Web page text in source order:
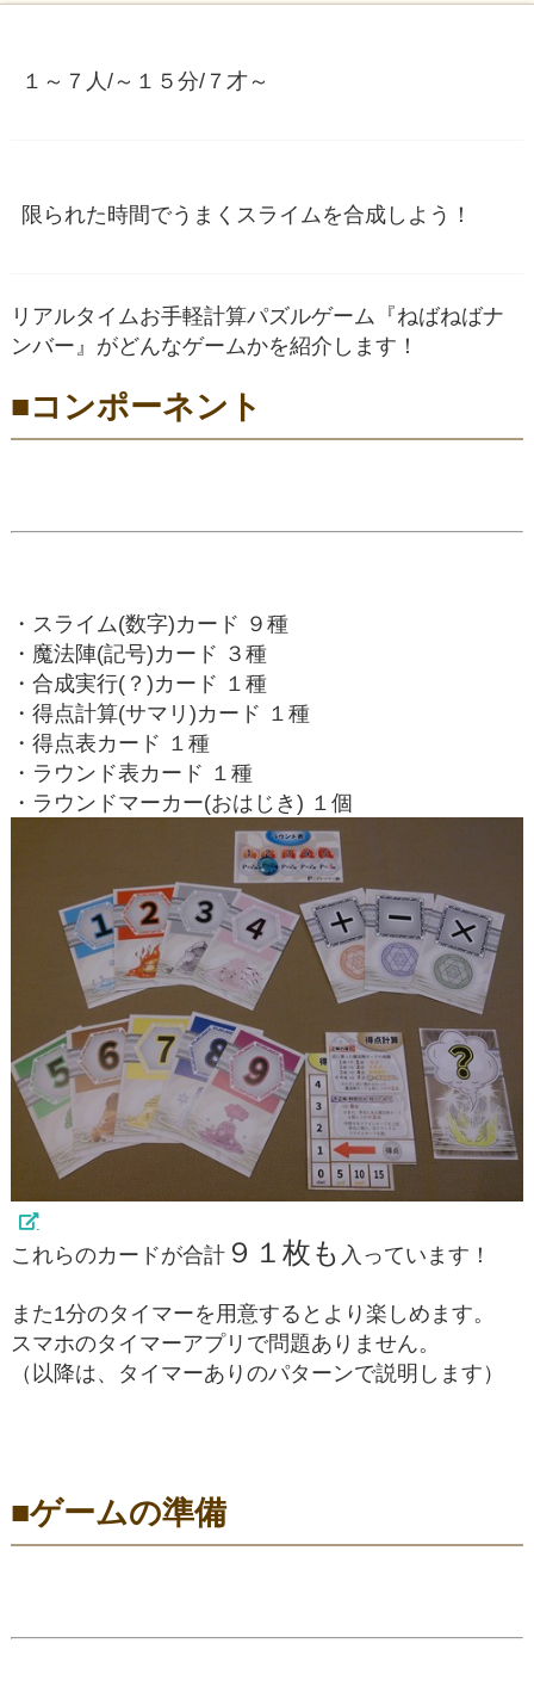
１～７人/～１５分/７才～
限られた時間でうまくスライムを合成しよう！
リアルタイムお手軽計算パズルゲーム『ねばねばナ
ンバー』がどんなゲームかを紹介します！
■コンポーネント
・スライム(数字)カード ９種
・魔法陣(記号)カード ３種
・合成実行(？)カード １種
・得点計算(サマリ)カード １種
・得点表カード １種
・ラウンド表カード １種
・ラウンドマーカー(おはじき) １個
これらのカードが合計 ９１枚も 入っています！
また1分のタイマーを用意するとより楽しめます。
スマホのタイマーアプリで問題ありません。
（以降は、タイマーありのパターンで説明します）
■ゲームの準備